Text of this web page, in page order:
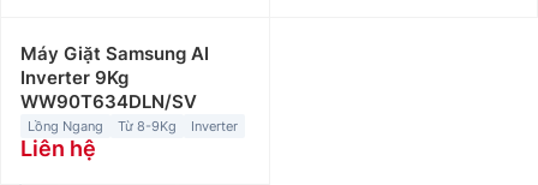
Máy Giặt Samsung AI
Inverter 9Kg
WW90T634DLN/SV
Lồng Ngang Từ 8-9Kg Inverter
Liên hệ